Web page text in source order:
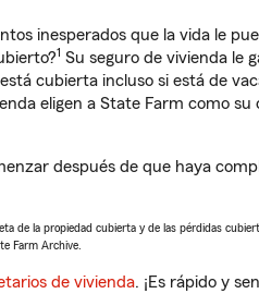
inesperados que la vida le
1 Su seguro de vivienda le
está cubierta incluso si está de
eligen a State Farm como
después de que haya
de la propiedad cubierta y de las pérdidas
Farm Archive.
de vivienda. ¡Es rápido y